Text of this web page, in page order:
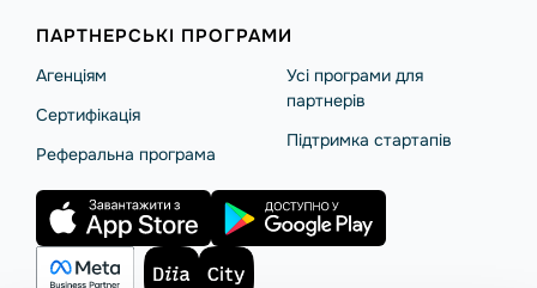
ПАРТНЕРСЬКІ ПРОГРАМИ
Агенціям
Сертифікація
Реферальна програма
Усі програми для
партнерів
Підтримка стартапів